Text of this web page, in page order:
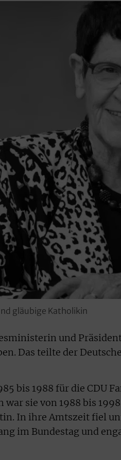
gläubige Katholikin
und
Das teilte der
bis 1988 für die CDU
war sie von 1988 bis
In ihre Amtszeit fiel
im Bundestag und